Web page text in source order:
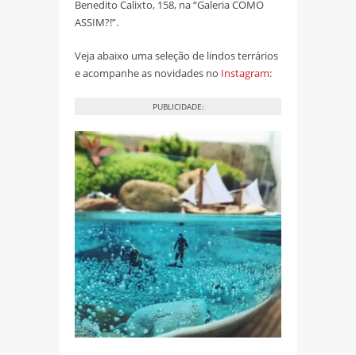
Benedito Calixto, 158, na “Galeria COMO
ASSIM?!”.
Veja abaixo uma seleção de lindos terrários
e acompanhe as novidades no Instagram:
PUBLICIDADE: